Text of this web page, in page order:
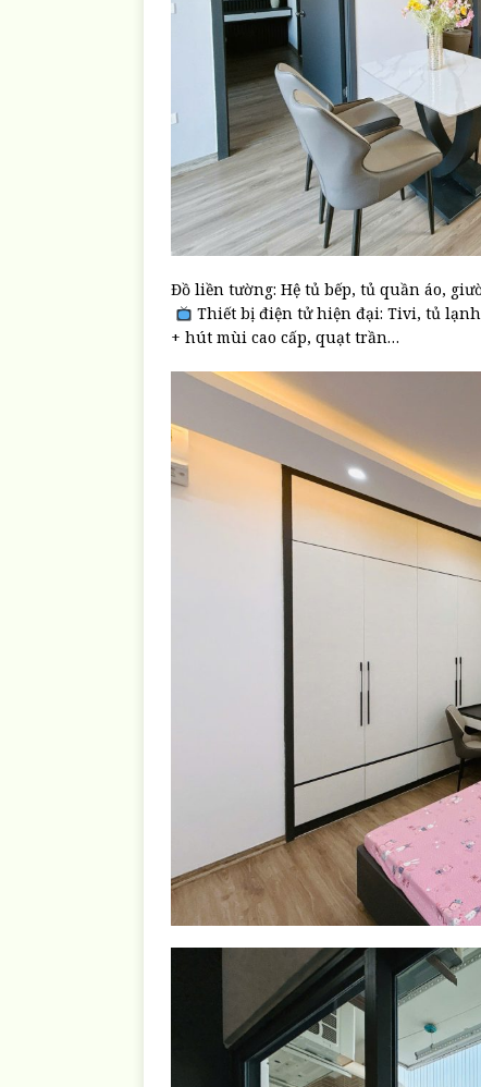
Đồ liền tường: Hệ tủ bếp, tủ quần áo,
Thiết bị điện tử hiện đại: Tivi, tủ
+ hút mùi cao cấp, quạt trần…